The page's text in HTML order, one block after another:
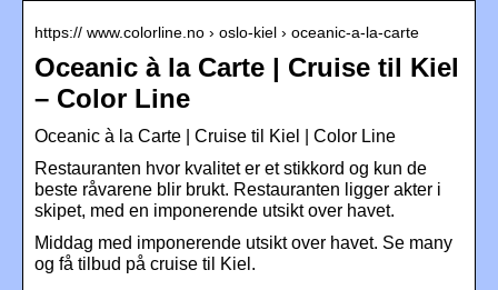
https:// www.colorline.no › oslo-kiel › oceanic-a-la-carte
Oceanic à la Carte | Cruise til Kiel
– Color Line
Oceanic à la Carte | Cruise til Kiel | Color Line
Restauranten hvor kvalitet er et stikkord og kun de
beste råvarene blir brukt. Restauranten ligger akter i
skipet, med en imponerende utsikt over havet.
Middag med imponerende utsikt over havet. Se many
og få tilbud på cruise til Kiel.